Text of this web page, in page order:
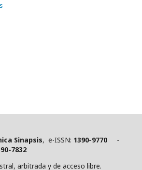
Sinapsis, e-ISSN: 1390-9770 -
7832
arbitrada y de acceso libre.